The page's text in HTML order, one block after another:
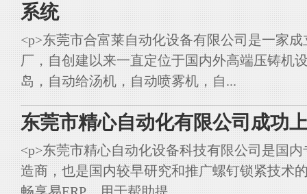
系统
<p>东莞市合富莱自动化设备有限公司是一家
厂，自创建以来一直定位于国内外高端压铸机
岛，自动给汤机，自动喷雾机，自...
东莞市精心自动化有限公司成功
<p>东莞市精心自动化设备科技有限公司是国
造商，也是国内较早研究和推广螺钉锁紧技术